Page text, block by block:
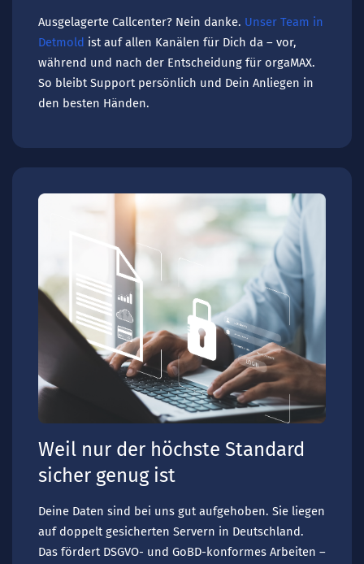
Ausgelagerte Callcenter? Nein danke. Unser Team in
Detmold ist auf allen Kanälen für Dich da – vor,
während und nach der Entscheidung für orgaMAX.
So bleibt Support persönlich und Dein Anliegen in
den besten Händen.
Weil nur der höchste Standard
sicher genug ist
Deine Daten sind bei uns gut aufgehoben. Sie liegen
auf doppelt gesicherten Servern in Deutschland.
Das fördert DSGVO- und GoBD-konformes Arbeiten –